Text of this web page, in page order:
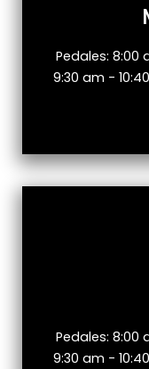
Pedales: 8:00
9:30 am -
Pedales: 8:00
9:30 am -